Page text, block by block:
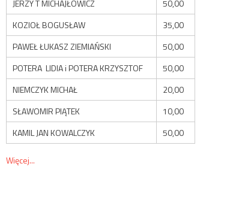
JERZY T MICHAJŁOWICZ
50,00
KOZIOŁ BOGUSŁAW
35,00
PAWEŁ ŁUKASZ ZIEMIAŃSKI
50,00
POTERA LIDIA i POTERA KRZYSZTOF
50,00
NIEMCZYK MICHAŁ
20,00
SŁAWOMIR PIĄTEK
10,00
KAMIL JAN KOWALCZYK
50,00
Więcej...